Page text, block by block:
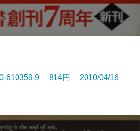
610359-9 814円 2010/04/16